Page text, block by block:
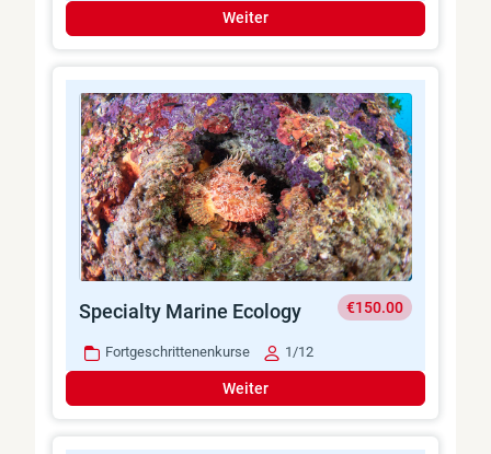
Weiter
Specialty Marine Ecology €150.00
Fortgeschrittenenkurse 1/12
Weiter